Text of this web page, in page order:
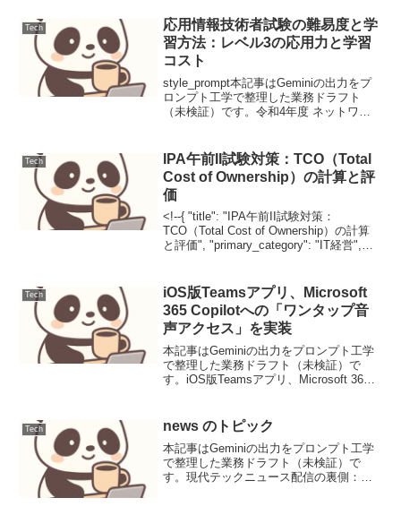
Tech
応用情報技術者試験の難易度と学
習方法：レベル3の応用力と学習
コスト
style_prompt本記事はGeminiの出力をプ
ロンプト工学で整理した業務ドラフト
（未検証）です。令和4年度 ネットワー
公開鍵暗号（RSA）と共通鍵暗号（AE...
Tech
IPA午前II試験対策：TCO（Total
Cost of Ownership）の計算と評
価
<!--{ "title": "IPA午前II試験対策：
TCO（Total Cost of Ownership）の計算
と評価", "primary_category": "IT経営",
Tech
iOS版Teamsアプリ、Microsoft
365 Copilotへの「ワンタップ音
声アクセス」を実装
本記事はGeminiの出力をプロンプト工学
で整理した業務ドラフト（未検証）で
す。iOS版Teamsアプリ、Microsoft 365
ップ音声アク...
Tech news のトピック
本記事はGeminiの出力をプロンプト工学
で整理した業務ドラフト（未検証）で
す。現代テックニュース配信の裏側：